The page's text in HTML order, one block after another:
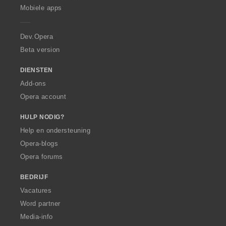
p
a
Mobiele apps
Dev.Opera
Beta version
DIENSTEN
Add-ons
Opera account
HULP NODIG?
Help en ondersteuning
Opera-blogs
Opera forums
BEDRIJF
Vacatures
Word partner
Media-info